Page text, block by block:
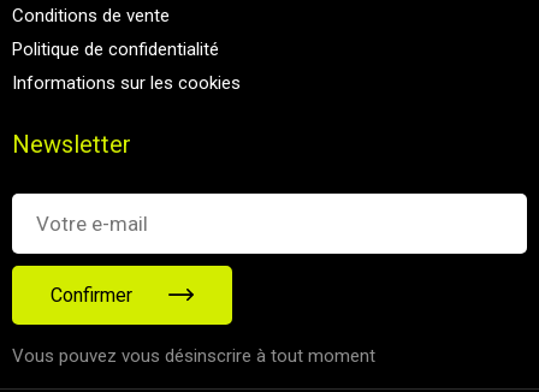
Conditions de vente
Politique de confidentialité
Informations sur les cookies
Newsletter
Confirmer
Vous pouvez vous désinscrire à tout moment